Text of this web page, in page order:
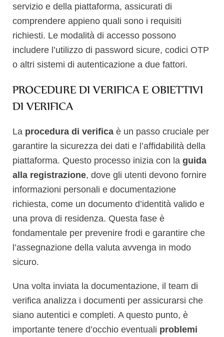
servizio e della piattaforma, assicurati di
comprendere appieno quali sono i requisiti
richiesti. Le modalità di accesso possono
includere l’utilizzo di password sicure, codici OTP
o altri sistemi di autenticazione a due fattori.
PROCEDURE DI VERIFICA E OBIETTIVI
DI VERIFICA
La procedura di verifica è un passo cruciale per
garantire la sicurezza dei dati e l’affidabilità della
piattaforma. Questo processo inizia con la guida
alla registrazione, dove gli utenti devono fornire
informazioni personali e documentazione
richiesta, come un documento d’identità valido e
una prova di residenza. Questa fase è
fondamentale per prevenire frodi e garantire che
l’assegnazione della valuta avvenga in modo
sicuro.
Una volta inviata la documentazione, il team di
verifica analizza i documenti per assicurarsi che
siano autentici e completi. A questo punto, è
importante tenere d’occhio eventuali problemi